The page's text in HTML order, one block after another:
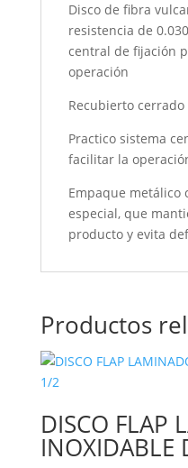
Disco de fibra
resistencia de
central de fijación
operación
Recubierto cerrado
Practico sistema
facilitar la
Empaque metálico
especial, que
producto y evita
Productos
DISCO FLAP
INOXIDABLE